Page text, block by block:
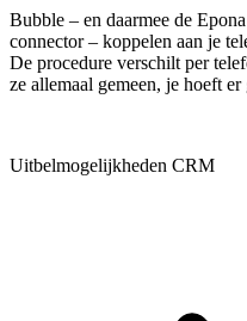
Bubble – en daarmee de
connector – koppelen aan je
De procedure verschilt per
ze allemaal gemeen, je hoeft
Uitbelmogelijkheden CRM